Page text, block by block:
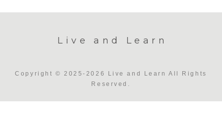
Live and Learn
Copyright © 2025-2026 Live and Learn All Rights
Reserved.